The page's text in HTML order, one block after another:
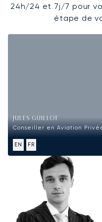
24h/24 et 7j/7 pour
étape de
JULES GUILLOT
Conseiller en Aviation
EN FR